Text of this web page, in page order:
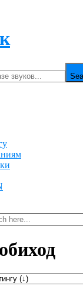
обиход